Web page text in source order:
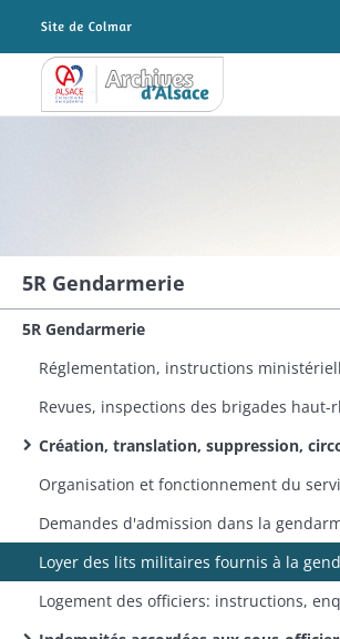
Archives Alsace - Colmar
5R Gendarmerie
5R Gendarmerie
Réglementation, instructions
Création, translation, suppression, circonscription des brigades,
Demandes d'admission dans la
Loyer des lits militaires fournis à la